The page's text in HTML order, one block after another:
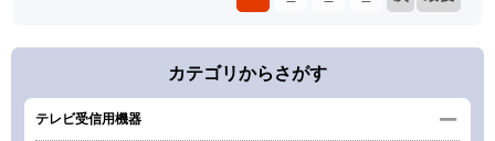
カテゴリからさがす
テレビ受信用機器